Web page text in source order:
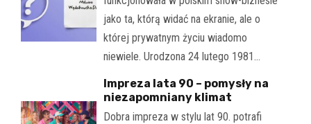
jako ta, którą widać na ekranie, ale o
której prywatnym życiu wiadomo
niewiele. Urodzona 24 lutego 1981…
Impreza lata 90 – pomysły na
niezapomniany klimat
Dobra impreza w stylu lat 90. potrafi